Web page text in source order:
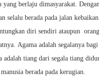
yang berlaju dimasyarakat.
selalu berada pada jalan
diri sendiri ataupun
Agama adalah segalanya
adalah tiang dari segala tiang
berada pada kerugian.